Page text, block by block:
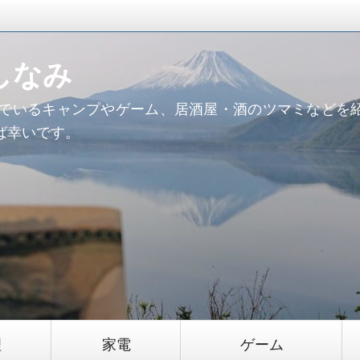
なみ
いるキャンプやゲーム、居酒屋・酒のツマミなどを
いです。
家電 ゲーム